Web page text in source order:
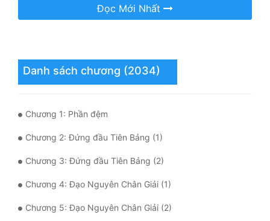
Kinh Dị
Kỳ Huyễn
Linh Dị
Làm Giàu
Lịch Sử
Mưu Mô
Mạt Thế
Đọc Mới Nhất
Danh sách chương (2034)
Chương 1: Phần đệm
Chương 2: Đứng đầu Tiên Bảng (1)
Chương 3: Đứng đầu Tiên Bảng (2)
Chương 4: Đạo Nguyên Chân Giải (1)
Chương 5: Đạo Nguyên Chân Giải (2)